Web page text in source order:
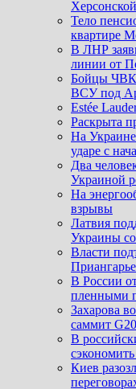
Тело
квартире
В ЛНР
линии от
Бойцы ЧВК
ВСУ под
Estée
Раскрыта
На
ударе с
Два
Украиной
На
взрывы
Латвия
Украины
Власти
Приангарье
В России
пленными
Захарова
саммит G20
В
Киев